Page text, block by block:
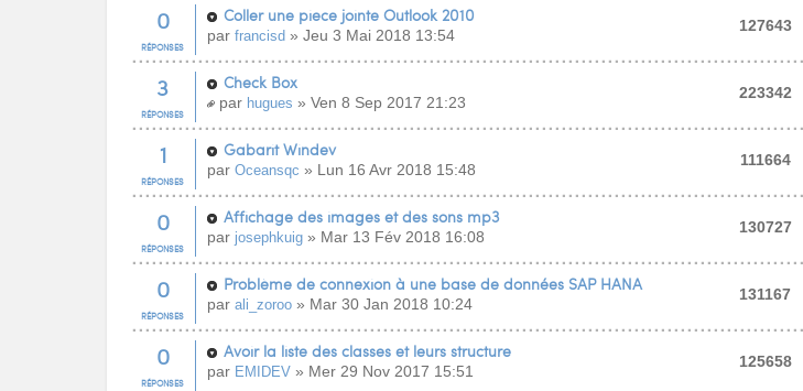
0
RÉPONSES
Coller une piece jointe Outlook 2010
par francisd » Jeu 3 Mai 2018 13:54
127643
3
RÉPONSES
Check Box
par hugues » Ven 8 Sep 2017 21:23
223342
1
RÉPONSES
Gabarit Windev
par Oceansqc » Lun 16 Avr 2018 15:48
111664
0
RÉPONSES
Affichage des images et des sons mp3
par josephkuig » Mar 13 Fév 2018 16:08
130727
0
RÉPONSES
Problème de connexion à une base de données SAP HANA
par ali_zoroo » Mar 30 Jan 2018 10:24
131167
0
RÉPONSES
Avoir la liste des classes et leurs structure
par EMIDEV » Mer 29 Nov 2017 15:51
125658